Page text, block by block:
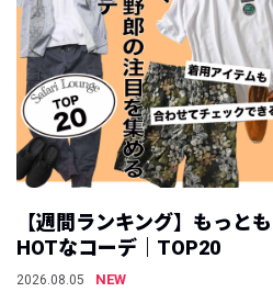
【週間ランキング】もっとも
HOTなコーデ｜TOP20
2026.08.05
NEW